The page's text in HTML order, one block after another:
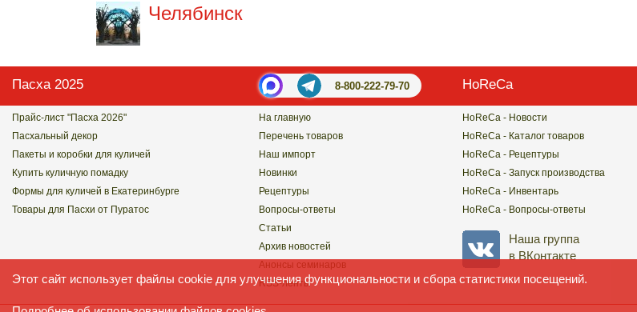
Челябинск
Пасха 2025 8-800-222-79-70 HoReCa
Прайс-лист "Пасха 2026"
Пасхальный декор
Пакеты и коробки для куличей
Купить куличную помадку
Формы для куличей в Екатеринбурге
Товары для Пасхи от Пуратос
На главную
Перечень товаров
Наш импорт
Новинки
Рецептуры
Вопросы-ответы
Статьи
Архив новостей
Анонсы семинаров
RSS-ленты
HoReCa - Новости
HoReCa - Каталог товаров
HoReCa - Рецептуры
HoReCa - Запуск производства
HoReCa - Инвентарь
HoReCa - Вопросы-ответы
Наша группа
в ВКонтакте
Этот сайт использует файлы cookie для улучшения функциональности и сбора статистики посещений.